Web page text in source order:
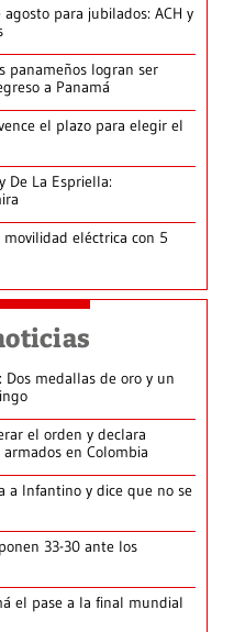
para jubilados: ACH y
panameños logran ser
a Panamá
el plazo para elegir el
De La Espriella:
eléctrica con 5
Dos medallas de oro y un
el orden y declara
en Colombia
a Infantino y dice que no se
33-30 ante los
el pase a la final mundial